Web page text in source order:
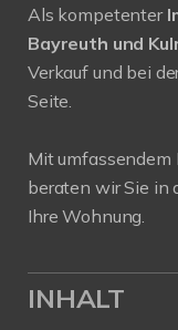
Als kompetenter
Bayreuth und
Verkauf und bei
Seite.
Mit umfassendem
beraten wir Sie in
Ihre Wohnung.
INHALT